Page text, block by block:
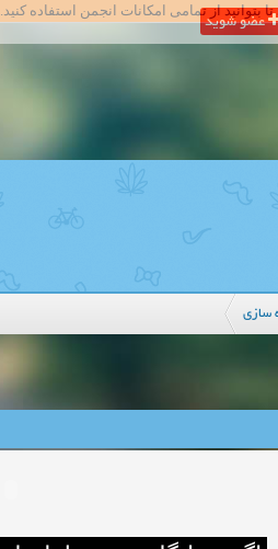
تا بتوانید از تمامی امکانات انجمن استفاده کنید.
سازی
عضو شوید